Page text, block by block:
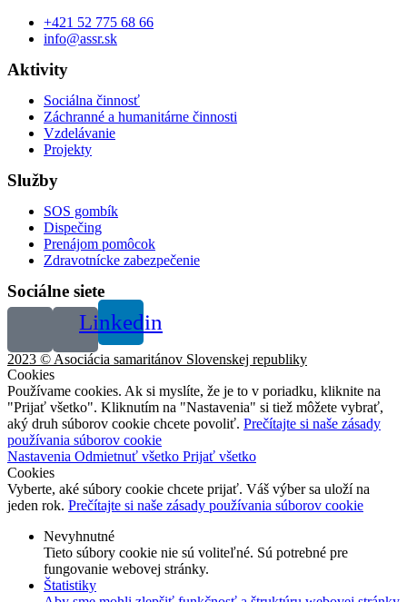
+421 52 775 68 66
info@assr.sk
Aktivity
Sociálna činnosť
Záchranné a humanitárne činnosti
Vzdelávanie
Projekty
Služby
SOS gombík
Dispečing
Prenájom pomôcok
Zdravotnícke zabezpečenie
Sociálne siete
Linkedin
2023 © Asociácia samaritánov Slovenskej republiky
Cookies
Používame cookies. Ak si myslíte, že je to v poriadku, kliknite na
"Prijať všetko". Kliknutím na "Nastavenia" si tiež môžete vybrať,
aký druh súborov cookie chcete povoliť. Prečítajte si naše zásady
používania súborov cookie
Nastavenia Odmietnuť všetko Prijať všetko
Cookies
Vyberte, aké súbory cookie chcete prijať. Váš výber sa uloží na
jeden rok. Prečítajte si naše zásady používania súborov cookie
Nevyhnutné
Tieto súbory cookie nie sú voliteľné. Sú potrebné pre
fungovanie webovej stránky.
Štatistiky